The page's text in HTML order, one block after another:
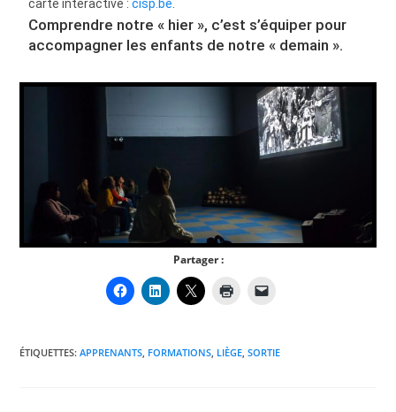
carte interactive :cisp.be
Comprendre notre « hier », c’est s’équiper pour
accompagner les enfants de notre « demain ».
Partager :
ÉTIQUETTES:APPRENANTS, FORMATIONS, LIÈGE, SORTIE